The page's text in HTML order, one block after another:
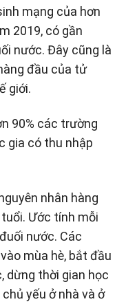
mạng của hơn
2019, có gần
nước. Đây cũng là
đầu của tử
giới.
90% các trường
gia có thu nhập
nhân hàng
Ước tính mỗi
nước. Các
mùa hè, bắt đầu
dừng thời gian học
yếu ở nhà và ở